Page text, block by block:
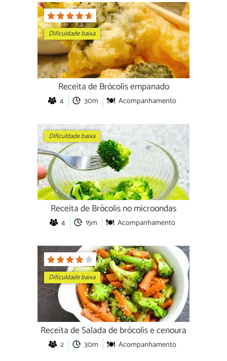
Dificuldade baixa
Receita de Brócolis empanado
4 30m Acompanhamento
Dificuldade baixa
Receita de Brócolis no microondas
4 15m Acompanhamento
Dificuldade baixa
Receita de Salada de brócolis e cenoura
2 30m Acompanhamento